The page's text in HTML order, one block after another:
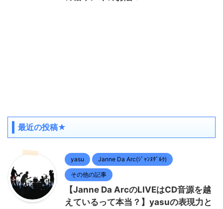
最近の投稿★
yasu Janne Da Arc(ｼﾞｬﾝﾇﾀﾞﾙｸ)
その他の記事
【Janne Da ArcのLIVEはCD音源を越
えているって本当？】yasuの表現力と